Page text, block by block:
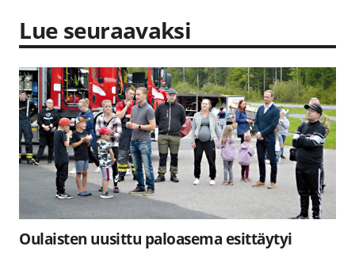
Lue seuraavaksi
Oulaisten uusittu paloasema esittäytyi